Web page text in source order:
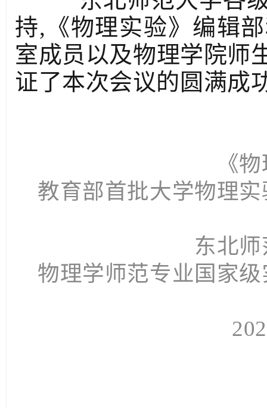
持,《物理实验》编辑
室成员以及物理学院师
证了本次会议的圆满成
《
教育部首批大学物理
东北
物理学师范专业国家